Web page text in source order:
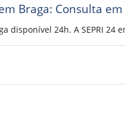
Braga: Consulta
disponível 24h. A SEPRI 24